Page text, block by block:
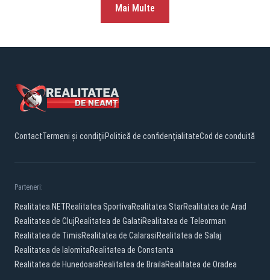
Mai Multe
ContactTermeni și condițiiPolitică de confidențialitateCod de conduită
Parteneri:
Realitatea.NETRealitatea SportivaRealitatea StarRealitatea de Arad
Realitatea de ClujRealitatea de GalatiRealitatea de Teleorman
Realitatea de TimisRealitatea de CalarasiRealitatea de Salaj
Realitatea de IalomitaRealitatea de Constanta
Realitatea de HunedoaraRealitatea de BrailaRealitatea de Oradea